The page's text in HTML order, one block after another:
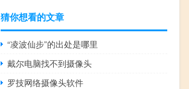
猜你想看的文章
“凌波仙步”的出处是哪里
戴尔电脑找不到摄像头
罗技网络摄像头软件